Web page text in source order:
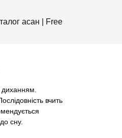
асан | Free
вчить
сну.